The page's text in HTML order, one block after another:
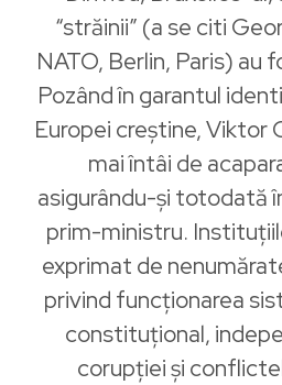
“străinii” (a se citi
NATO, Berlin, Paris) au
Pozând în garantul
Europei creștine, Viktor
mai întâi de
asigurându-și totodată
prim-ministru.
exprimat de
privind funcționarea
constituțional,
corupției și